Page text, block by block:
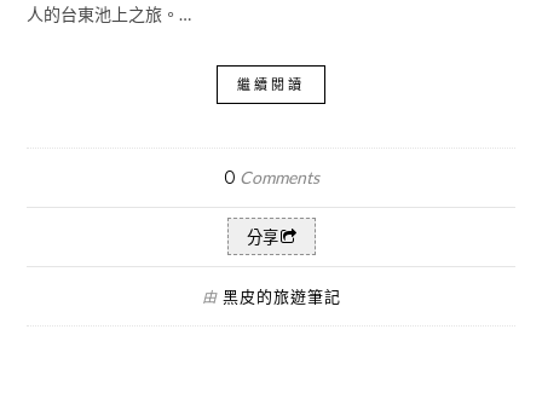
人的台東池上之旅。…
繼續閱讀
0 Comments
分享
由 黑皮的旅遊筆記